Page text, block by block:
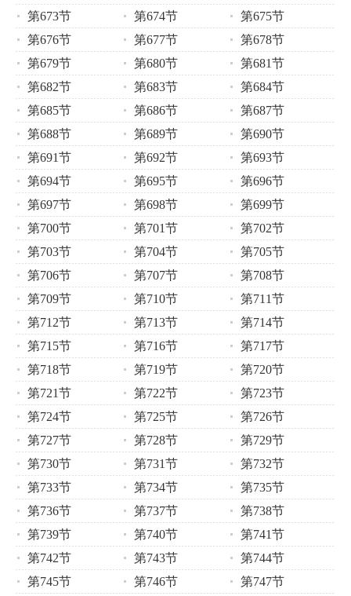
第673节
第674节
第675节
第676节
第677节
第678节
第679节
第680节
第681节
第682节
第683节
第684节
第685节
第686节
第687节
第688节
第689节
第690节
第691节
第692节
第693节
第694节
第695节
第696节
第697节
第698节
第699节
第700节
第701节
第702节
第703节
第704节
第705节
第706节
第707节
第708节
第709节
第710节
第711节
第712节
第713节
第714节
第715节
第716节
第717节
第718节
第719节
第720节
第721节
第722节
第723节
第724节
第725节
第726节
第727节
第728节
第729节
第730节
第731节
第732节
第733节
第734节
第735节
第736节
第737节
第738节
第739节
第740节
第741节
第742节
第743节
第744节
第745节
第746节 第747节